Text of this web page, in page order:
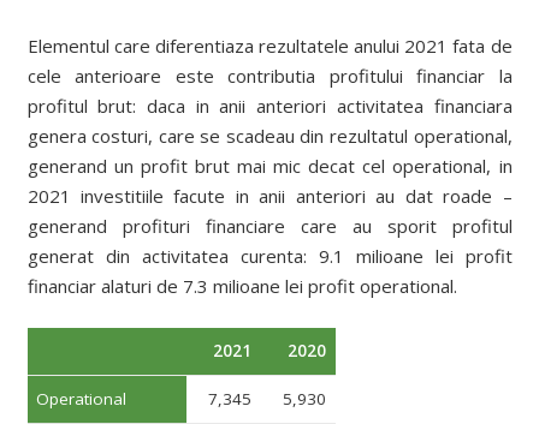
Elementul care diferentiaza rezultatele anului 2021 fata de
cele anterioare este contributia profitului financiar la
profitul brut: daca in anii anteriori activitatea financiara
genera costuri, care se scadeau din rezultatul operational,
generand un profit brut mai mic decat cel operational, in
2021 investitiile facute in anii anteriori au dat roade –
generand profituri financiare care au sporit profitul
generat din activitatea curenta: 9.1 milioane lei profit
financiar alaturi de 7.3 milioane lei profit operational.
2021 2020
Operational 7,345 5,930